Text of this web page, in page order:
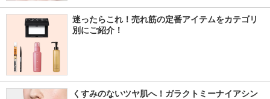
迷ったらこれ！売れ筋の定番アイテムをカテゴリ
別にご紹介！
くすみのないツヤ肌へ！ガラクトミーナイアシン